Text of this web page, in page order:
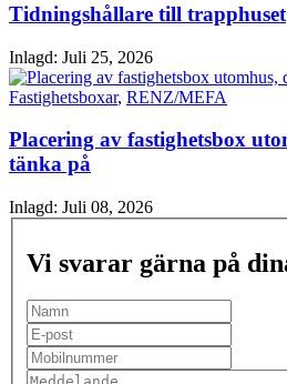
Tidningshållare till trapphuset
Inlagd: Juli 25, 2026
Fastighetsboxar, RENZ/MEFA
Placering av fastighetsbox
tänka på
Inlagd: Juli 08, 2026
Vi svarar gärna på